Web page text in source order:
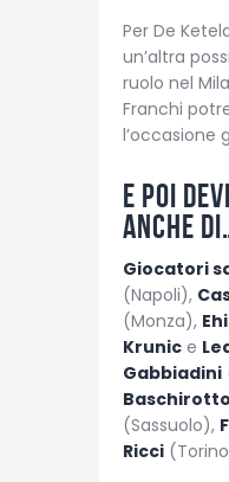
Per De
un’altra
ruolo nel
Franchi
l’occasione
E poi
anche
Giocatori
(Napoli),
(Monza),
Krunic e
Gabbiadini
Baschirotto
(Sassuolo),
Ricci